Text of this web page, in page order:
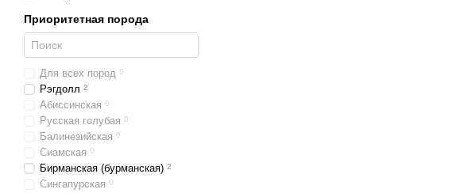
Приоритетная порода
Для всех пород 0
Рэгдолл 2
Абиссинская 0
Русская голубая 0
Балинезийская 0
Сиамская 0
Бирманская (бурманская) 2
Сингапурская 0